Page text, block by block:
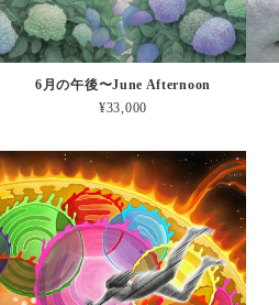
6月の午後〜June Afternoon
¥33,000